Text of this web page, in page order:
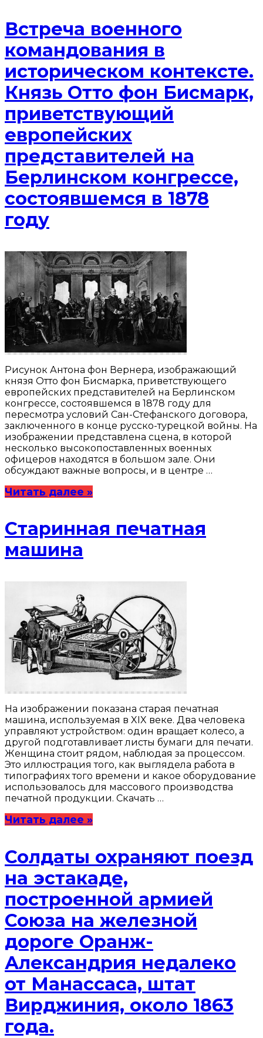
Встреча военного
командования в
историческом контексте.
Князь Отто фон Бисмарк,
приветствующий
европейских
представителей на
Берлинском конгрессе,
состоявшемся в 1878
году
Рисунок Антона фон Вернера, изображающий
князя Отто фон Бисмарка, приветствующего
европейских представителей на Берлинском
конгрессе, состоявшемся в 1878 году для
пересмотра условий Сан-Стефанского договора,
заключенного в конце русско-турецкой войны. На
изображении представлена сцена, в которой
несколько высокопоставленных военных
офицеров находятся в большом зале. Они
обсуждают важные вопросы, и в центре …
Читать далее »
Старинная печатная
машина
На изображении показана старая печатная
машина, используемая в XIX веке. Два человека
управляют устройством: один вращает колесо, а
другой подготавливает листы бумаги для печати.
Женщина стоит рядом, наблюдая за процессом.
Это иллюстрация того, как выглядела работа в
типографиях того времени и какое оборудование
использовалось для массового производства
печатной продукции. Скачать …
Читать далее »
Солдаты охраняют поезд
на эстакаде,
построенной армией
Союза на железной
дороге Оранж-
Александрия недалеко
от Манассаса, штат
Вирджиния, около 1863
года.